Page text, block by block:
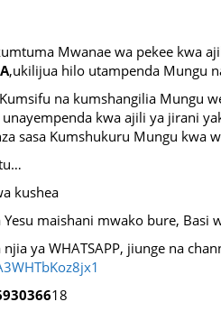
Mwanae wa pekee kwa
,ukilijua hilo utampenda Mungu
na kumshangilia Mungu
kwa ajili ya jirani
sasa Kumshukuru Mungu
kushea
maishani mwako bure,
ya WHATSAPP, jiunge na
18